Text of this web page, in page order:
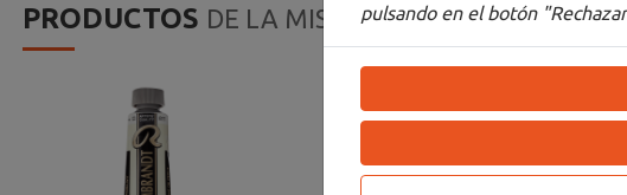
PRODUCTOS DE LA MISMA CATEGORIA
pulsando en el botón